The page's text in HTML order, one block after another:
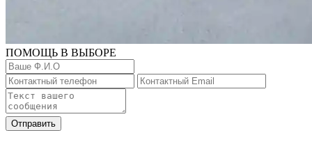
ПОМОЩЬ В ВЫБОРЕ
Отправить